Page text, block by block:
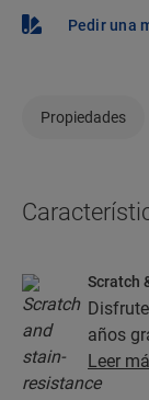
Pedir una
Propiedades
Scratch
años
capa
Leer